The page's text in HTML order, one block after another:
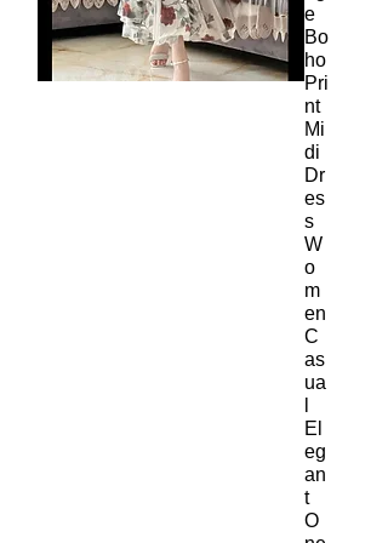
e
Bo
ho
Pri
nt
Mi
di
Dr
es
s
W
o
m
en
C
as
ua
El
eg
an
t
O